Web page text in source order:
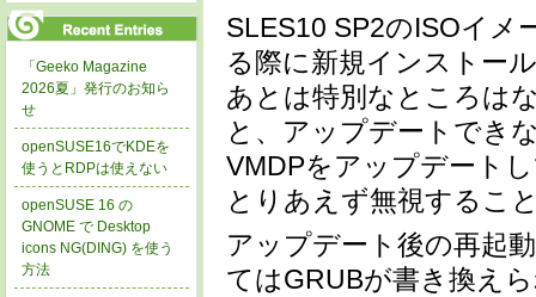
SLES10 SP2のISOイメ
る際に新規インストー
あとは特別なところは
と、アップデートでき
VMDPをアップデート
とりあえず無視するこ
アップデート後の再起
てはGRUBが書き換え
「Geeko Magazine
2026夏」発行のお知ら
せ
openSUSE16でKDEを
使うとRDPは使えない
openSUSE 16 の
GNOME で Desktop
icons NG(DING) を使う
方法